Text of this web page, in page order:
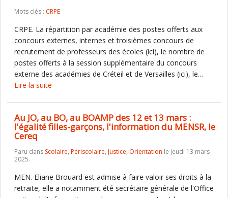
Mots clés : CRPE
CRPE. La répartition par académie des postes offerts aux
concours externes, internes et troisièmes concours de
recrutement de professeurs des écoles (ici), le nombre de
postes offerts à la session supplémentaire du concours
externe des académies de Créteil et de Versailles (ici), le…
Lire la suite
Au JO, au BO, au BOAMP des 12 et 13 mars :
l'égalité filles-garçons, l'information du MENSR, le
Cereq
Paru dans Scolaire, Périscolaire, Justice, Orientation le jeudi 13 mars
2025.
MEN. Eliane Brouard est admise à faire valoir ses droits à la
retraite, elle a notamment été secrétaire générale de l'Office